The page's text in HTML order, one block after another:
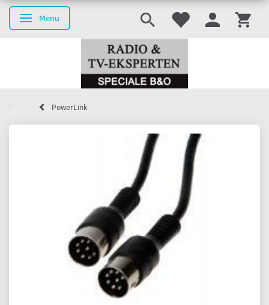
Toggle navigation
Menu
PowerLink